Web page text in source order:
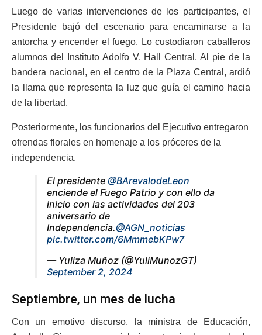
Luego de varias intervenciones de los participantes, el
Presidente bajó del escenario para encaminarse a la
antorcha y encender el fuego. Lo custodiaron caballeros
alumnos del Instituto Adolfo V. Hall Central. Al pie de la
bandera nacional, en el centro de la Plaza Central, ardió
la llama que representa la luz que guía el camino hacia
de la libertad.
Posteriormente, los funcionarios del Ejecutivo entregaron
ofrendas florales en homenaje a los próceres de la
independencia.
El presidente @BArevalodeLeon
enciende el Fuego Patrio y con ello da
inicio con las actividades del 203
aniversario de
Independencia.@AGN_noticias
pic.twitter.com/6MmmebKPw7
— Yuliza Muñoz (@YuliMunozGT)
September 2, 2024
Septiembre, un mes de lucha
Con un emotivo discurso, la ministra de Educación,